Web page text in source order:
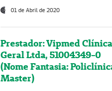
01 de Abril de 2020
Prestador: Vipmed Clínica
Geral Ltda, 51004349-0
(Nome Fantasia:
Master)